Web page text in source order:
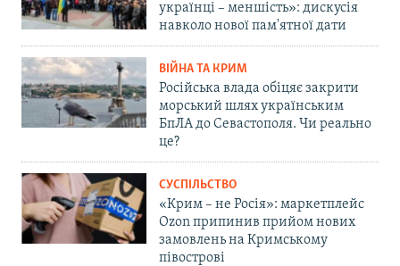
українці – меншість»: дискусія
навколо нової пам'ятної дати
ВІЙНА ТА КРИМ
Російська влада обіцяє закрити
морський шлях українським
БпЛА до Севастополя. Чи реально
це?
СУСПІЛЬСТВО
«Крим – не Росія»: маркетплейс
Ozon припинив прийом нових
замовлень на Кримському
півострові